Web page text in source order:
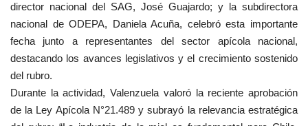
director nacional del SAG, José Guajardo; y la subdirectora
nacional de ODEPA, Daniela Acuña, celebró esta importante
fecha junto a representantes del sector apícola nacional,
destacando los avances legislativos y el crecimiento sostenido
del rubro.
Durante la actividad, Valenzuela valoró la reciente aprobación
de la Ley Apícola N°21.489 y subrayó la relevancia estratégica